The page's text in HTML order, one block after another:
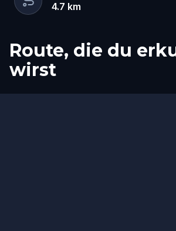
4.7 km
Route, die du
wirst
Start
Ziel